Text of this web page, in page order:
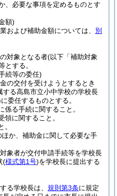
、必要な事項を定めるものとす
額)
および補助金額については、 別
対象となる者(以下「補助対象
とする。
続等の委任)
の交付を受けようとするとき
する高島市立小中学校の学校長
に委任するものとする。
係る手続に関すること。
領に関すること。
。
ほか、補助金に関して必要な手
象者が交付申請手続等を学校長
(様式第1号)を学校長に提出する
る学校長は、 規則第3条に規定